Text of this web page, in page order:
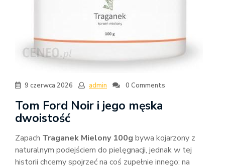
9 czerwca 2026 admin 0 Comments
Tom Ford Noir i jego męska
dwoistość
Zapach Traganek Mielony 100g bywa kojarzony z
naturalnym podejściem do pielęgnacji, jednak w tej
historii chcemy spojrzeć na coś zupełnie innego: na